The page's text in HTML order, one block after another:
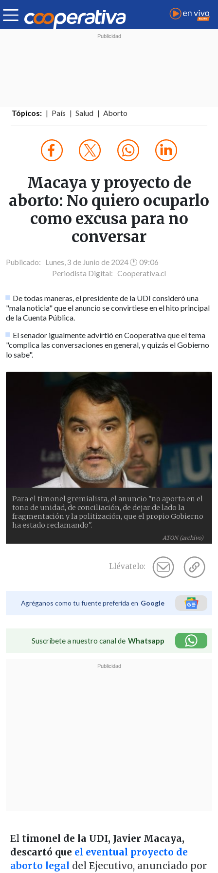
Tópicos: País Salud Aborto
Macaya y proyecto de
aborto: No quiero ocuparlo
como excusa para no
conversar
Publicado: Lunes, 3 de Junio de 2024 🕐 09:06
Periodista Digital: Cooperativa.cl
De todas maneras, el presidente de la UDI consideró una
"mala noticia" que el anuncio se convirtiese en el hito principal
de la Cuenta Pública.
El senador igualmente advirtió en Cooperativa que el tema
"complica las conversaciones en general, y quizás el Gobierno
lo sabe".
ATON (archivo)
Para el timonel gremialista, el anuncio "no aporta en el
tono de unidad, de conciliación, de dejar de lado la
fragmentación y la politización, que el propio Gobierno
ha estado reclamando".
Llévatelo:
Agréganos como tu fuente preferida en Google
Suscríbete a nuestro canal de Whatsapp
El timonel de la UDI, Javier Macaya,
descartó que el eventual proyecto de
aborto legal del Ejecutivo, anunciado por